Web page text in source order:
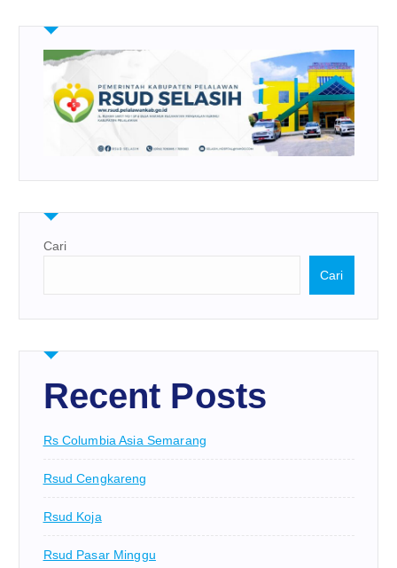
Cari
Cari
Recent Posts
Rs Columbia Asia Semarang
Rsud Cengkareng
Rsud Koja
Rsud Pasar Minggu